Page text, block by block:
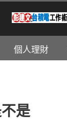
個人理財
是